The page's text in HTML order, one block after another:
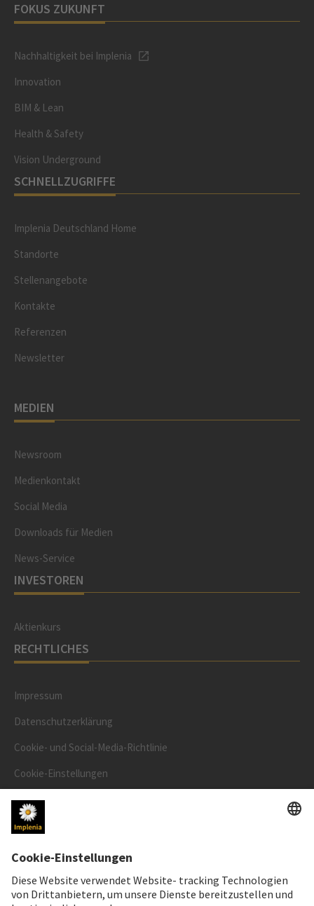
FOKUS ZUKUNFT
Nachhaltigkeit bei Implenia
Innovation
BIM & Lean
Health & Safety
Vision Underground
SCHNELLZUGRIFFE
Implenia Deutschland Home
Standorte
Stellenangebote
Kontakte
Referenzen
Newsletter
MEDIEN
Newsroom
Medienkontakt
Social Media
Downloads für Medien
News-Service
INVESTOREN
Aktienkurs
RECHTLICHES
Impressum
Datenschutzerklärung
Cookie- und Social-Media-Richtlinie
Cookie-Einstellungen
Speak Up Line
AKTIENKURS
SWX: Implenia AG
62,30 CHF